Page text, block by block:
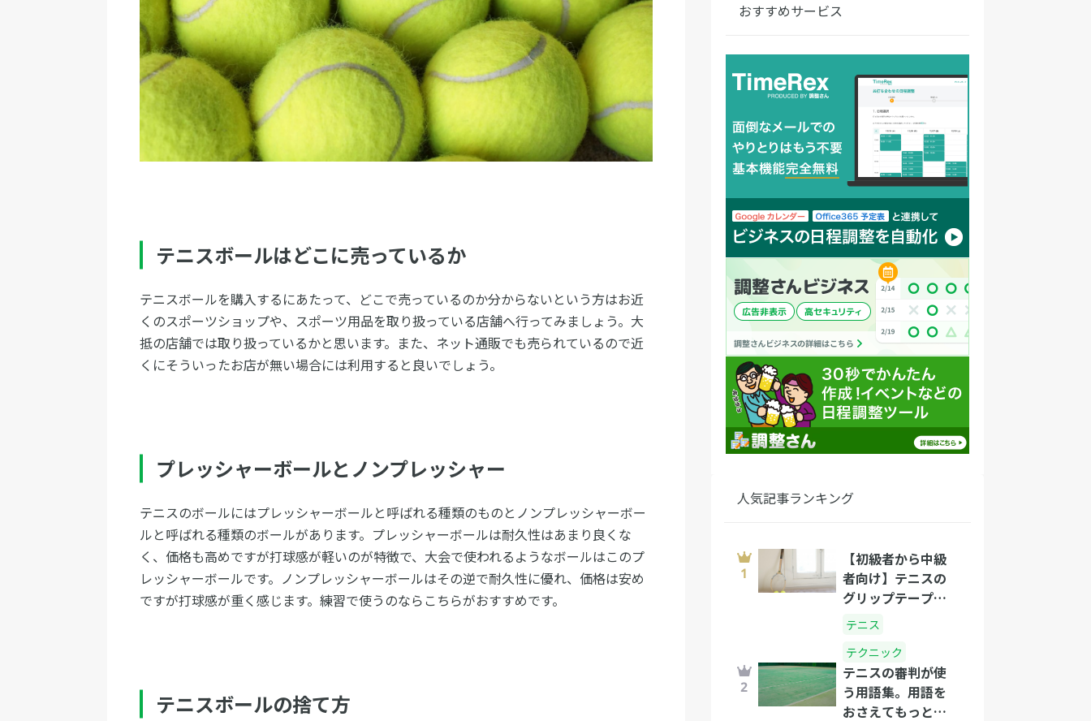
テニスボールはどこに売っているか
テニスボールを購入するにあたって、どこで売っているのか分からないという方はお近
くのスポーツショップや、スポーツ用品を取り扱っている店舗へ行ってみましょう。大
抵の店舗では取り扱っているかと思います。また、ネット通販でも売られているので近
くにそういったお店が無い場合には利用すると良いでしょう。
プレッシャーボールとノンプレッシャー
テニスのボールにはプレッシャーボールと呼ばれる種類のものとノンプレッシャーボー
ルと呼ばれる種類のボールがあります。プレッシャーボールは耐久性はあまり良くな
く、価格も高めですが打球感が軽いのが特徴で、大会で使われるようなボールはこのプ
レッシャーボールです。ノンプレッシャーボールはその逆で耐久性に優れ、価格は安め
ですが打球感が重く感じます。練習で使うのならこちらがおすすめです。
テニスボールの捨て方
おすすめサービス
人気記事ランキング
【初級者から中級
者向け】テニスの
グリップテープの
正しい選び方と巻
き方
テニス
テクニック
テニスの審判が使
う用語集。用語を
おさえてもっとテ